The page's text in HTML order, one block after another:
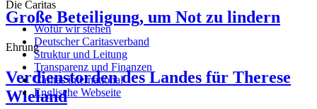
Große Beteiligung, um Not zu lindern
Ehrung
Verdienstorden des Landes für Therese
Wieland
Die Caritas
Wofür wir stehen
Deutscher Caritasverband
Struktur und Leitung
Transparenz und Finanzen
Caritas international
Englische Webseite